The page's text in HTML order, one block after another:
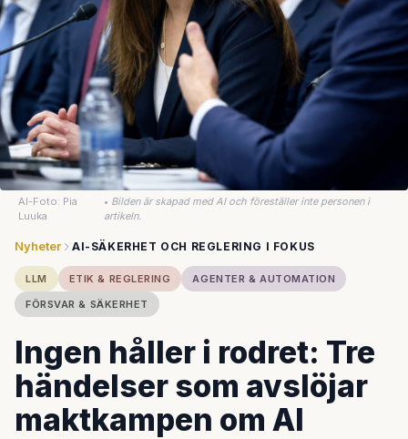
AI-Foto: Pia
Luuka
• Bilden är skapad med AI och föreställer inte personen i
artikeln.
Nyheter AI-SÄKERHET OCH REGLERING I FOKUS
LLM ETIK & REGLERING
AGENTER & AUTOMATION
FÖRSVAR & SÄKERHET
Ingen håller i rodret: Tre
händelser som avslöjar
maktkampen om AI